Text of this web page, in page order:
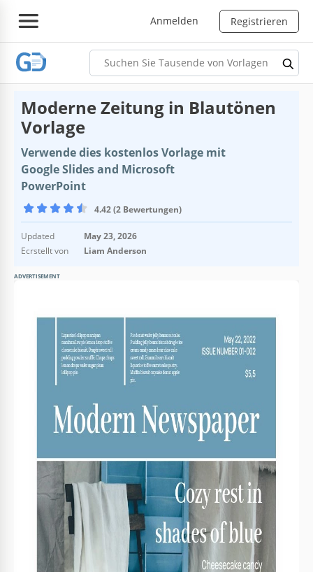
Anmelden Registrieren
Moderne Zeitung in Blautönen
Vorlage
Verwende dies kostenlos Vorlage mit
Google Slides and Microsoft
PowerPoint
4.42 (2 Bewertungen)
Updated
May 23, 2026
Ecrstellt von
Liam Anderson
ADVERTISEMENT